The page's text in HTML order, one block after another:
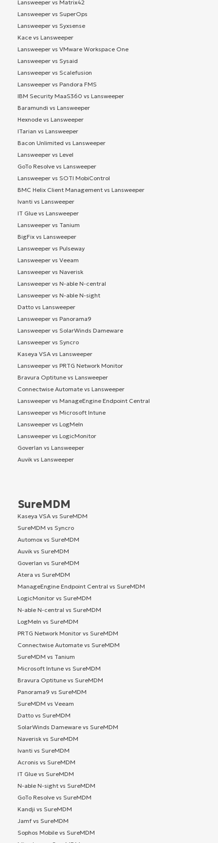
Lansweeper vs Matrix42
Lansweeper vs SuperOps
Lansweeper vs Syxsense
Kace vs Lansweeper
Lansweeper vs VMware Workspace One
Lansweeper vs Sysaid
Lansweeper vs Scalefusion
Lansweeper vs Pandora FMS
IBM Security MaaS360 vs Lansweeper
Baramundi vs Lansweeper
Hexnode vs Lansweeper
ITarian vs Lansweeper
Bacon Unlimited vs Lansweeper
Lansweeper vs Level
GoTo Resolve vs Lansweeper
Lansweeper vs SOTI MobiControl
BMC Helix Client Management vs Lansweeper
Ivanti vs Lansweeper
IT Glue vs Lansweeper
Lansweeper vs Tanium
BigFix vs Lansweeper
Lansweeper vs Pulseway
Lansweeper vs Veeam
Lansweeper vs Naverisk
Lansweeper vs N-able N-central
Lansweeper vs N-able N-sight
Datto vs Lansweeper
Lansweeper vs Panorama9
Lansweeper vs SolarWinds Dameware
Lansweeper vs Syncro
Kaseya VSA vs Lansweeper
Lansweeper vs PRTG Network Monitor
Bravura Optitune vs Lansweeper
Connectwise Automate vs Lansweeper
Lansweeper vs ManageEngine Endpoint Central
Lansweeper vs Microsoft Intune
Lansweeper vs LogMeIn
Lansweeper vs LogicMonitor
Goverlan vs Lansweeper
Auvik vs Lansweeper
SureMDM
Kaseya VSA vs SureMDM
SureMDM vs Syncro
Automox vs SureMDM
Auvik vs SureMDM
Goverlan vs SureMDM
Atera vs SureMDM
ManageEngine Endpoint Central vs SureMDM
LogicMonitor vs SureMDM
N-able N-central vs SureMDM
LogMeIn vs SureMDM
PRTG Network Monitor vs SureMDM
Connectwise Automate vs SureMDM
SureMDM vs Tanium
Microsoft Intune vs SureMDM
Bravura Optitune vs SureMDM
Panorama9 vs SureMDM
SureMDM vs Veeam
Datto vs SureMDM
SolarWinds Dameware vs SureMDM
Naverisk vs SureMDM
Ivanti vs SureMDM
Acronis vs SureMDM
IT Glue vs SureMDM
N-able N-sight vs SureMDM
GoTo Resolve vs SureMDM
Kandji vs SureMDM
Jamf vs SureMDM
Sophos Mobile vs SureMDM